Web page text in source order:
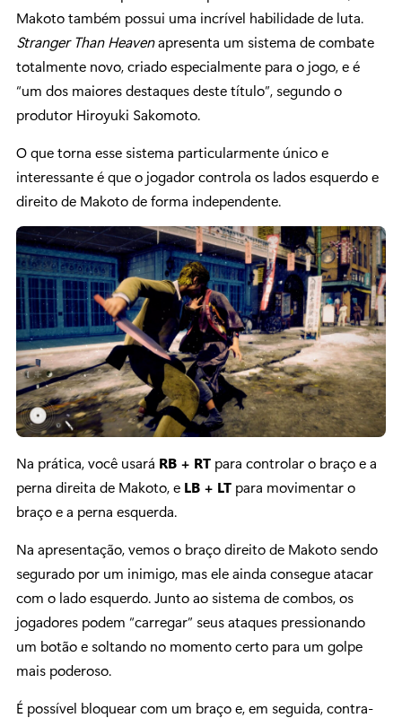
Makoto também possui uma incrível habilidade de luta.
Stranger Than Heavenapresenta um sistema de combate
totalmente novo, criado especialmente para o jogo, e é
“um dos maiores destaques deste título”, segundo o
produtor Hiroyuki Sakomoto.
O que torna esse sistema particularmente único e
interessante é que o jogador controla os lados esquerdo e
direito de Makoto de forma independente.
Na prática, você usará RB + RT para controlar o braço e a
perna direita de Makoto, e LB + LT para movimentar o
braço e a perna esquerda.
Na apresentação, vemos o braço direito de Makoto sendo
segurado por um inimigo, mas ele ainda consegue atacar
com o lado esquerdo. Junto ao sistema de combos, os
jogadores podem “carregar” seus ataques pressionando
um botão e soltando no momento certo para um golpe
mais poderoso.
É possível bloquear com um braço e, em seguida, contra-